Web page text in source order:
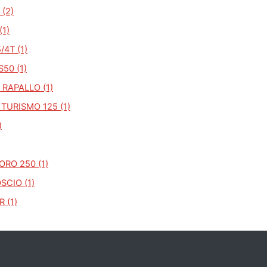
4T (1)
(1)
(1)
125 (1)
250 (1)
(1)
(1)